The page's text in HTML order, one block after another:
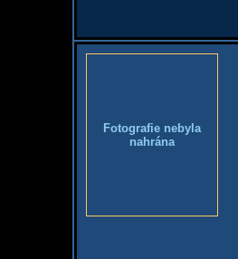
Fotografie nebyla
nahrána